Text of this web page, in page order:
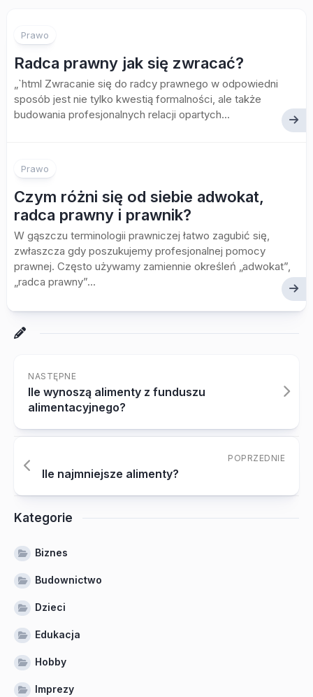
Prawo
Radca prawny jak się zwracać?
„`html Zwracanie się do radcy prawnego w odpowiedni
sposób jest nie tylko kwestią formalności, ale także
budowania profesjonalnych relacji opartych...
Prawo
Czym różni się od siebie adwokat,
radca prawny i prawnik?
W gąszczu terminologii prawniczej łatwo zagubić się,
zwłaszcza gdy poszukujemy profesjonalnej pomocy
prawnej. Często używamy zamiennie określeń „adwokat”,
„radca prawny”...
NASTĘPNE
Ile wynoszą alimenty z funduszu
alimentacyjnego?
POPRZEDNIE
Ile najmniejsze alimenty?
Kategorie
Biznes
Budownictwo
Dzieci
Edukacja
Hobby
Imprezy